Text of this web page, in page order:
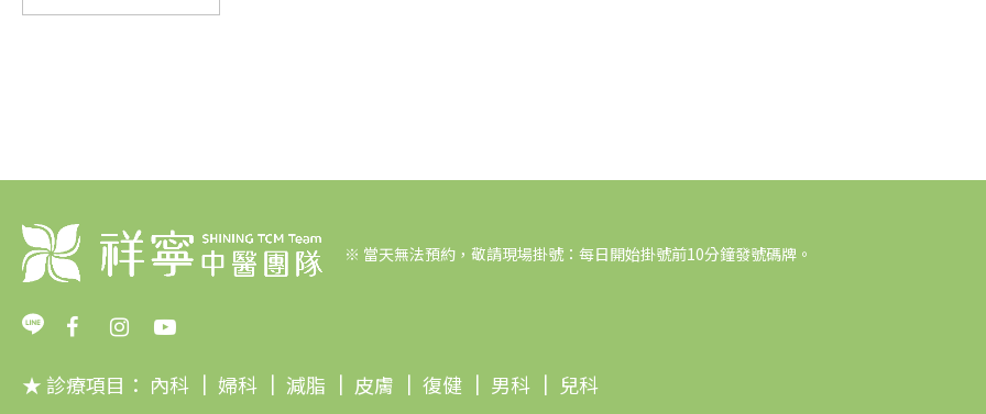
※ 當天無法預約，敬請現場掛號：每日開始掛號前10分鐘發號碼牌。
★ 診療項目： 內科 ｜ 婦科 ｜ 減脂 ｜ 皮膚 ｜ 復健 ｜ 男科 ｜ 兒科